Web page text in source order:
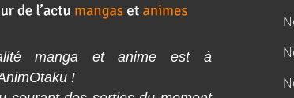
manga et anime est à
!